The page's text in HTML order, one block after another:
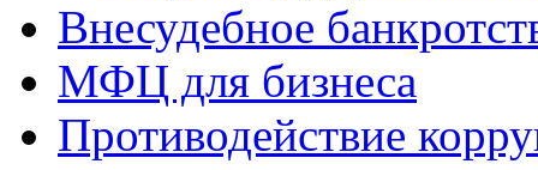
Внесудебное
МФЦ для бизнеса
Противодействие